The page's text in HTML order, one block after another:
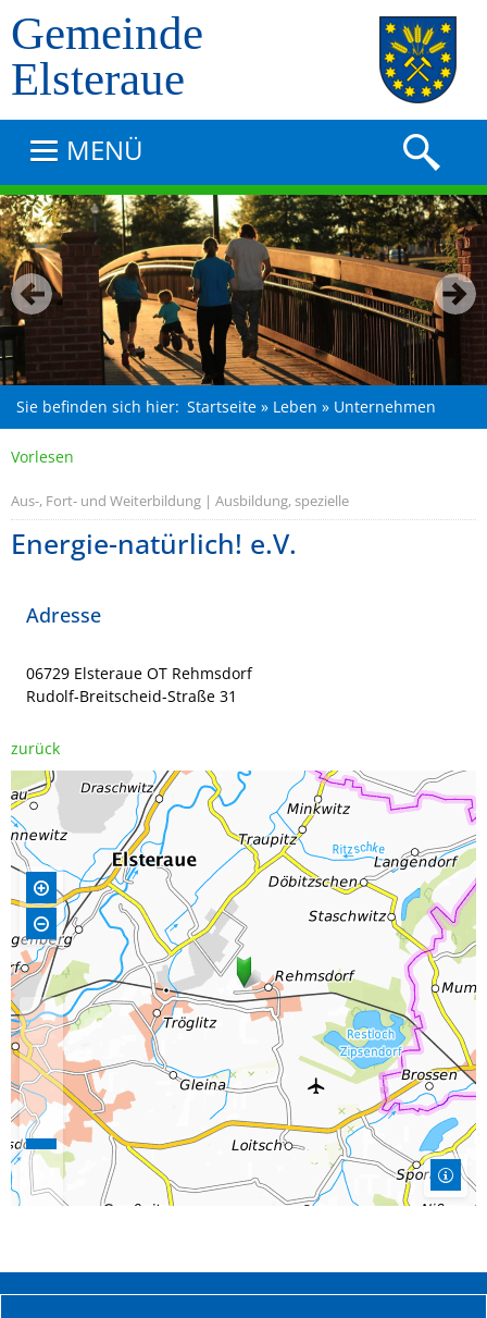
Gemeinde
Elsteraue
MENÜ
Sie befinden sich hier: Startseite » Leben » Unternehmen
Vorlesen
Aus-, Fort- und Weiterbildung | Ausbildung, spezielle
Energie-natürlich! e.V.
Adresse
06729 Elsteraue OT Rehmsdorf
Rudolf-Breitscheid-Straße 31
zurück